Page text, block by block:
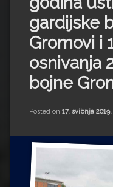
Impressum
Milenko Strižak
Drugi autori
Drugi autori
Matea Andrić
Ljiljana Lekanić-Kljaić
Mario Lovreković
Miroslav Šantek
gardijske
Gromovi i
osnivanja
bojne
Posted on 17. svibnja 2019.